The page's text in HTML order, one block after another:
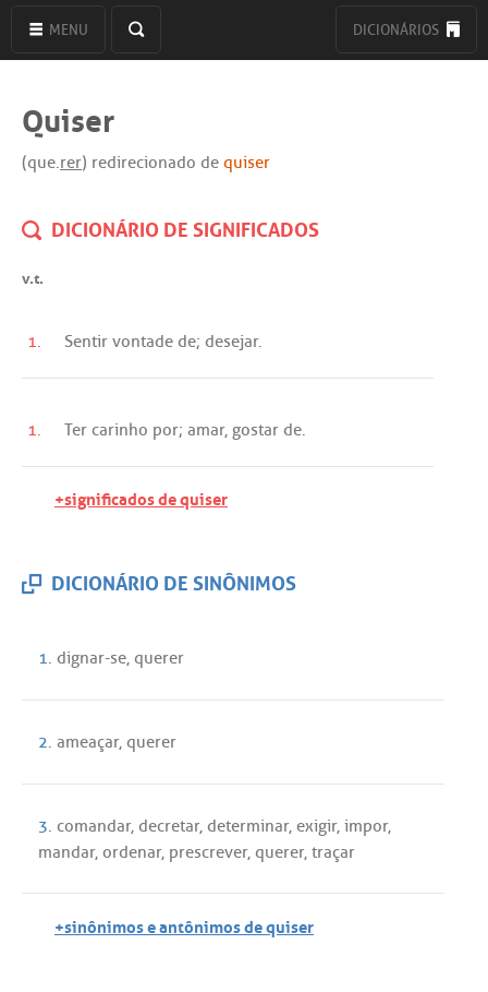
MENU DICIONÁRIOS
Quiser
(que.rer) redirecionado de quiser
DICIONÁRIO DE SIGNIFICADOS
v.t.
1. Sentir vontade de; desejar.
1. Ter carinho por; amar, gostar de.
+significados de quiser
DICIONÁRIO DE SINÔNIMOS
1. dignar-se, querer
2. ameaçar, querer
3. comandar, decretar, determinar, exigir, impor,
mandar, ordenar, prescrever, querer, traçar
+sinônimos e antônimos de quiser